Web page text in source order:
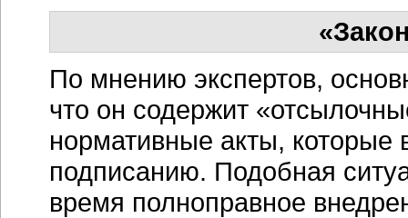
По мнению экспертов,
что он содержит
нормативные акты, которые
подписанию. Подобная
время полноправное